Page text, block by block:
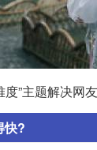
度”主题解决网
快?